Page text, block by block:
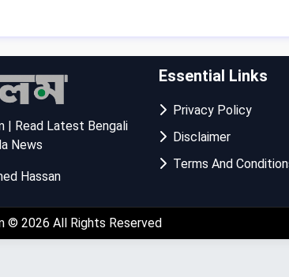
| Read Latest Bengali
News
Hassan
Essential Links
Privacy Policy
Disclaimer
Terms And
© 2026 All Rights Reserved